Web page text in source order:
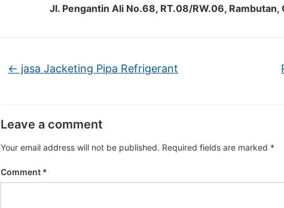
Jl. Pengantin Ali No.68, RT.08/RW.06,
← jasa Jacketing Pipa Refrigerant
Leave a comment
Your email address will not be published. Required fields are marked *
Comment *